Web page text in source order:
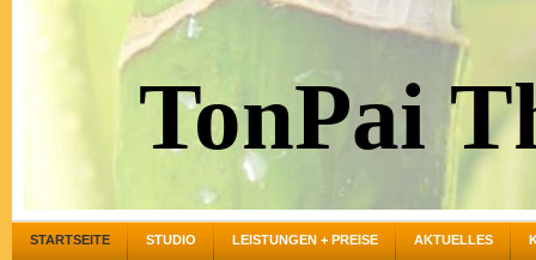
TonPai
STARTSEITE STUDIO LEISTUNGEN + PREISE AKTUELLES